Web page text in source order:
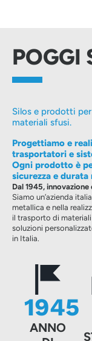
POGGI
Silos e prodotti
materiali sfusi.
Progettiamo e
trasportatori e
Ogni prodotto è
sicurezza e durata
Dal 1945,
Siamo un’azienda
metallica e nella
il trasporto di
soluzioni
in Italia.
1945
ANNO